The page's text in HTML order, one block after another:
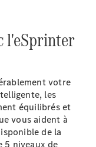
l'eSprinter
votre
les
équilibrés et
vous aident à
de la
5 niveaux de